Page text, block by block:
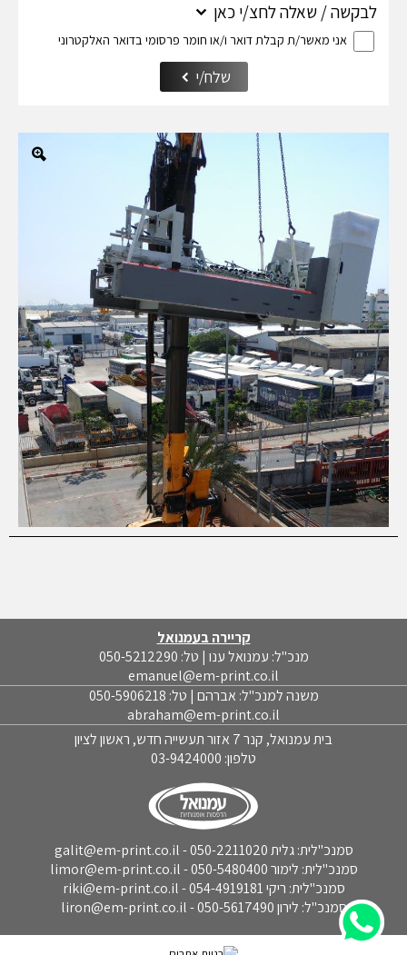
לבקשה / שאלה לחצ/י כאן
אני מאשר/ת קבלת דואר ו/או חומר פרסומי בדואר האלקטרוני
שלח/י
קריירה בעמנואל
מנכ"ל: עמנואל ענו | טל: 050-5212290
emanuel@em-print.co.il
משנה למנכ"ל: אברהם | טל: 050-5906218
abraham@em-print.co.il
בית עמנואל, קנר 7 אזור תעשייה חדש, ראשון לציון
טלפון: 03-9424000
סמנכ"לית: גלית 050-2211020 - galit@em-print.co.il
סמנכ"לית: לימור 050-5480400 - limor@em-print.co.il
סמנכ"לית: ריקי 054-4919181 - riki@em-print.co.il
סמנכ"ל: לירון 050-5617490 - liron@em-print.co.il